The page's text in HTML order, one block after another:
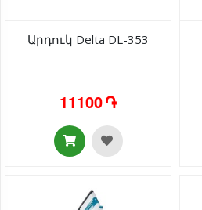
Արդուկ Delta DL-353
11100 ֏